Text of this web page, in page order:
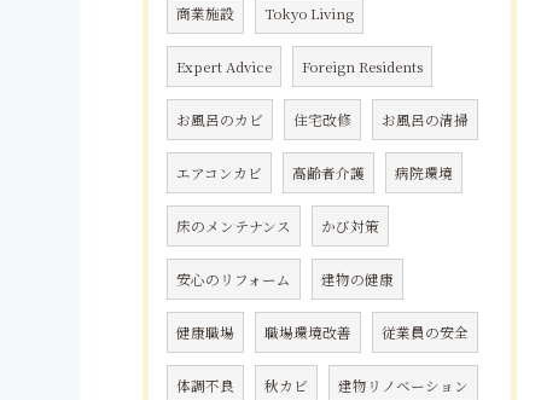
商業施設 Tokyo Living
Expert Advice Foreign Residents
お風呂のカビ 住宅改修 お風呂の清掃
エアコンカビ 高齢者介護 病院環境
床のメンテナンス かび対策
安心のリフォーム 建物の健康
健康職場 職場環境改善 従業員の安全
体調不良 秋カビ 建物リノベーション